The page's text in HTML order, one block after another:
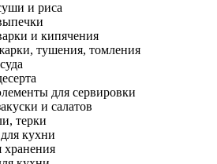
и риса
и кипячения
тушения, томления
для сервировки
и салатов
терки
кухни
хранения